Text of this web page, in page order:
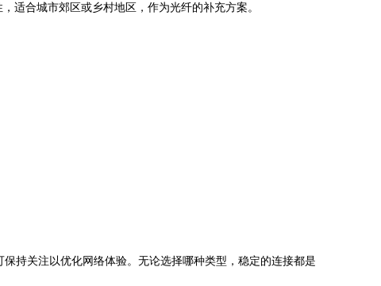
适合城市郊区或乡村地区，作为光纤的补充方案。
持关注以优化网络体验。无论选择哪种类型，稳定的连接都是